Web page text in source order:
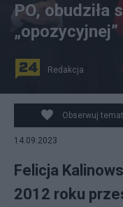
Jarosław Kaczyński
Świderski/Tomasz
PO, obudziła
Redakcja
Obserwuj temat
14.09.2023
Felicja
2012 roku